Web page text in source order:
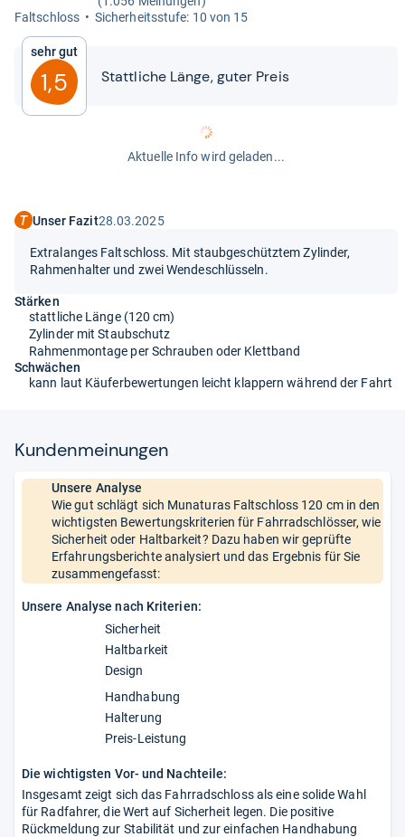
Falt­schloss
Sicher­heits­stufe: 10 von 15
Sehr gut
1,5 Statt­li­che Länge, guter Preis
Aktuelle Info wird geladen...
Unser Fazit28.03.2025
Extralanges Faltschloss. Mit staubgeschütztem Zylinder,
Rahmenhalter und zwei Wendeschlüsseln.
Stärken
stattliche Länge (120 cm)
Zylinder mit Staubschutz
Rahmenmontage per Schrauben oder Klettband
Schwächen
kann laut Käuferbewertungen leicht klappern während der Fahrt
Kun­den­mei­nun­gen
Unsere Analyse
Wie gut schlägt sich Munaturas Faltschloss 120 cm in den
wichtigsten Bewertungskriterien für Fahrradschlösser, wie
Sicherheit oder Haltbarkeit? Dazu haben wir geprüfte
Erfahrungsberichte analysiert und das Ergebnis für Sie
zusammengefasst:
Unsere Analyse nach Kriterien:
Sicherheit
Haltbarkeit
Design
Handhabung
Halterung
Preis-Leistung
Die wichtigsten Vor- und Nachteile:
Insgesamt zeigt sich das Fahrradschloss als eine solide Wahl
für Radfahrer, die Wert auf Sicherheit legen. Die positive
Rückmeldung zur Stabilität und zur einfachen Handhabung